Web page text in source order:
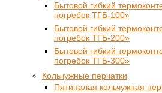
Бытовой гибкий
погребок ТГБ-100»
Бытовой гибкий
погребок ТГБ-200»
Бытовой гибкий
погребок ТГБ-300»
Кольчужные перчатки
Пятипалая кольчужная